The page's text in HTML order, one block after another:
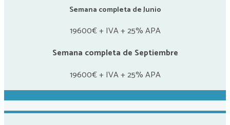
Semana completa de Junio
19600€ + IVA + 25% APA
Semana completa de Septiembre
19600€ + IVA + 25% APA